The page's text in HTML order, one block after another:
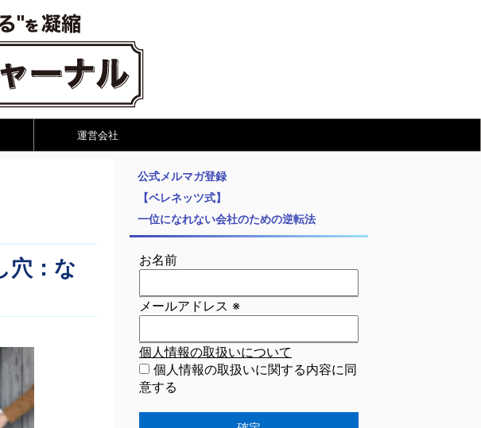
運営会社
穴：な
公式メルマガ登録
【ベレネッツ式】
一位になれない会社のための逆転法
お名前
メールアドレス ※
個人情報の取扱いについて
個人情報の取扱いに関する内容に同
意する